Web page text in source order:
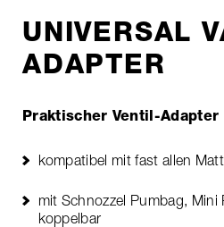
UNIVERSAL
ADAPTER
Praktischer Ventil-
kompatibel mit fast allen
mit Schnozzel Pumbag,
koppelbar